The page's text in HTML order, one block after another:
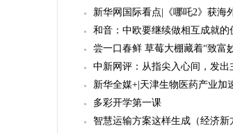
新华网国际看点|《哪吒2》获海
和音：中欧要继续做相互成就的
尝一口春鲜 草莓大棚藏着“致富
中新网评：从指尖入心间，发出
新华全媒+|天津生物医药产业加
多彩开学第一课
智慧运输方案这样生成（经济新